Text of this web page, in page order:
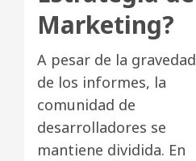
Marketing?
A pesar de la gravedad
de los informes, la
comunidad de
desarrolladores se
mantiene dividida. En